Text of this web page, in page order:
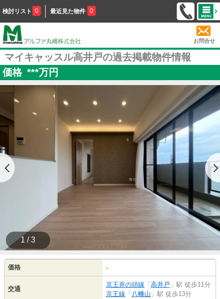
検討リスト 0 最近見た物件 0
お問合せ
マイキャッスル高井戸の過去掲載物件情報
価格 ***万円
1 / 3
価格 -
交通
京王井の頭線 「 高井戸 」駅 徒歩11分
京王線 「 八幡山 」駅 徒歩13分